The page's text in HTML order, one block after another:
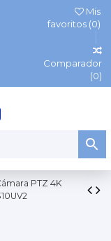
Mis
favoritos (0)
Comparador
(0)
PTZ 4K